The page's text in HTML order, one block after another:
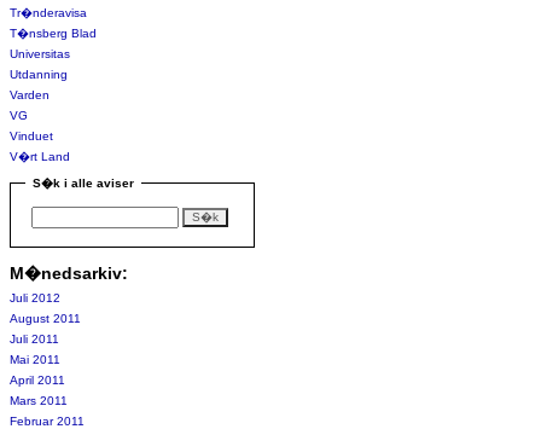
Tr�nderavisa
T�nsberg Blad
Universitas
Utdanning
Varden
VG
Vinduet
V�rt Land
S�k i alle aviser
M�nedsarkiv:
Juli 2012
August 2011
Juli 2011
Mai 2011
April 2011
Mars 2011
Februar 2011